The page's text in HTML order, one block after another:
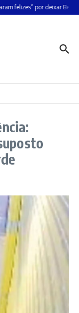
felizes” por deixar Belém